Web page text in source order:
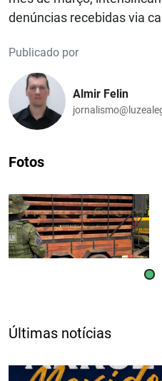
denúncias recebidas via
Publicado por
Almir Felin
Fotos
Últimas notícias